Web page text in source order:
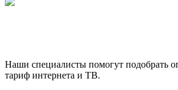
Наши специалисты помогут подобрать
тариф интернета и ТВ.